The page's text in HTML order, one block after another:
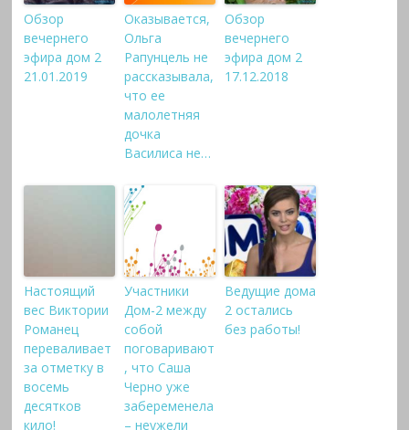
Обзор
вечернего
эфира дом 2
21.01.2019
Оказывается,
Ольга
Рапунцель не
рассказывала,
что ее
малолетняя
дочка
Василиса не…
Обзор
вечернего
эфира дом 2
17.12.2018
Настоящий
вес Виктории
Романец
переваливает
за отметку в
восемь
десятков
кило!
Участники
Дом-2 между
собой
поговаривают
, что Саша
Черно уже
забеременела
– неужели
Ведущие дома
2 остались
без работы!